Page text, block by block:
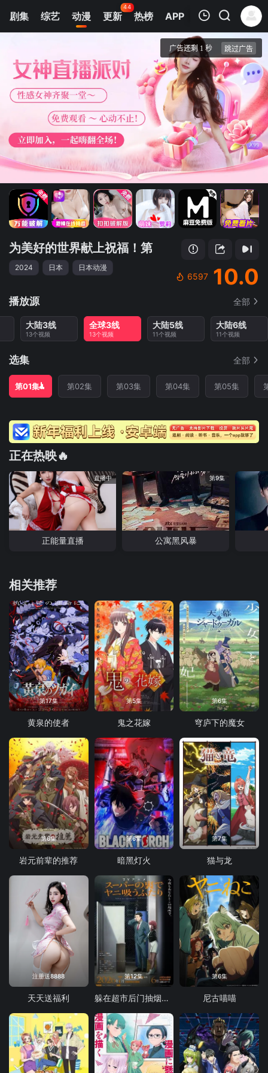
剧集 综艺 动漫 更新
44
热榜 APP
第01集
为美好的世界献上祝福！第三季
为美好的世界献上祝福！第
2024 日本 日本动漫
6597 10.0
播放源 全部
大陆3线
13个视频
全球3线
13个视频
大陆5线
11个视频
大陆6线
11个视频
选集 全部
第01集 第02集 第03集 第04集 第05集
正在热映🔥
直播中
正能量直播
第9集
公寓黑风暴
相关推荐
第17集
黄泉的使者
第5集
鬼之花嫁
第6集
穹庐下的魔女
第6集
岩元前辈的推荐
第6集
暗黑灯火
第7集
猫与龙
注册送8888
天天送福利
第12集
躲在超市后门抽烟的两人
第6集
尼古喵喵